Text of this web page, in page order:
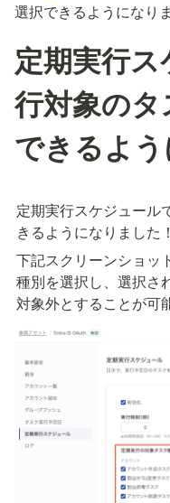
選択できるようになり
定期実行
行対象の
できるよう
定期実行スケジュール
きるようになりました！
下記スクリーンショッ
種別を選択し、選択さ
対象外とすることが可